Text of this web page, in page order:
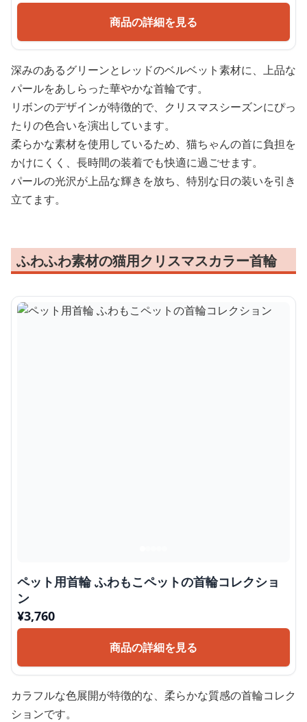
商品の詳細を見る
深みのあるグリーンとレッドのベルベット素材に、上品な
パールをあしらった華やかな首輪です。
リボンのデザインが特徴的で、クリスマスシーズンにぴっ
たりの色合いを演出しています。
柔らかな素材を使用しているため、猫ちゃんの首に負担を
かけにくく、長時間の装着でも快適に過ごせます。
パールの光沢が上品な輝きを放ち、特別な日の装いを引き
立てます。
ふわふわ素材の猫用クリスマスカラー首輪
ペット用首輪 ふわもこペットの首輪コレクショ
ン
¥3,760
商品の詳細を見る
カラフルな色展開が特徴的な、柔らかな質感の首輪コレク
ションです。